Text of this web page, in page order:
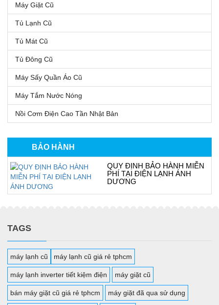
Máy Giặt Cũ
Tủ Lạnh Cũ
Tủ Mát Cũ
Tủ Đông Cũ
Máy Sấy Quần Áo Cũ
Máy Tắm Nước Nóng
Nồi Cơm Điện Cao Tần Nhật Bản
BẢO HÀNH
QUY ĐỊNH BẢO HÀNH MIỄN
PHÍ TẠI ĐIỆN LẠNH ÁNH
DƯƠNG
TAGS
máy lạnh cũ máy lạnh cũ giá rẻ tphcm
máy lạnh inverter tiết kiệm điện máy giặt cũ
bán máy giặt cũ giá rẻ tphcm máy giặt đã qua sử dụng